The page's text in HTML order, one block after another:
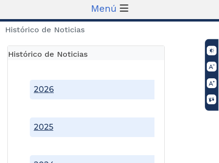
Menú
Histórico de Noticias
Histórico de Noticias
2025
2026